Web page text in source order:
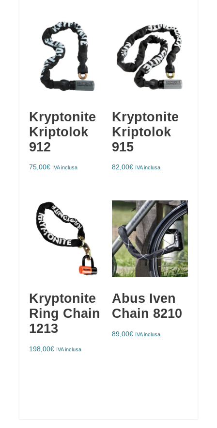
Kryptonite
Kriptolok
912
75,00€ IVA inclusa
Kryptonite
Kriptolok
915
82,00€ IVA inclusa
Kryptonite
Ring Chain
1213
198,00€ IVA inclusa
Abus Iven
Chain 8210
89,00€ IVA inclusa